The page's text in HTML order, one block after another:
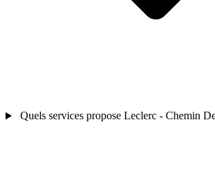
Quels services propose Leclerc - Chemin